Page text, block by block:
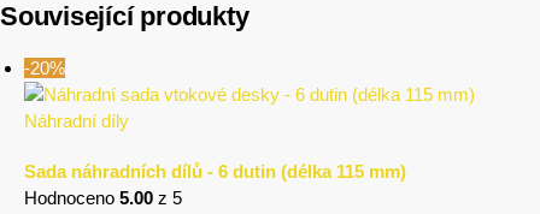
Související produkty
-20%
Náhradní díly
Sada náhradních dílů - 6 dutin (délka 115 mm)
Hodnoceno 5.00 z 5